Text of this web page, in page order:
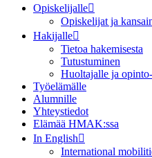
Opiskelijalle
Opiskelijat ja
Hakijalle
Tietoa hakemisesta
Tutustuminen
Huoltajalle ja
Työelämälle
Alumnille
Yhteystiedot
Elämää HMAK:ssa
In English
International